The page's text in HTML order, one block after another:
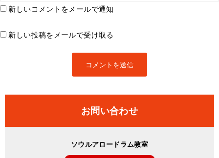
新しいコメントをメールで通知
新しい投稿をメールで受け取る
お問い合わせ
ソウルアロードラム教室